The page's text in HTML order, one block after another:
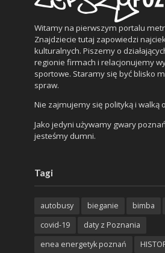
Witamy na pierwszym portalu
Znajdziecie tutaj zapowiedzi
kulturalnych. Piszemy o
regionie firmach i relacjonujemy
sportowe. Staramy się być blisko
spraw.
Nie zajmujemy się polityką i walką
Jako jedyni używamy gwary
jesteśmy dumni.
Tagi
autobusy bieganie bimba
covid-19
daty z Poznania
enea energetyk poznań